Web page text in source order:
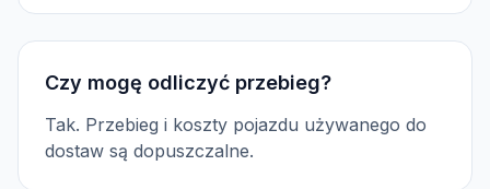
Czy mogę odliczyć przebieg?
Tak. Przebieg i koszty pojazdu używanego do
dostaw są dopuszczalne.